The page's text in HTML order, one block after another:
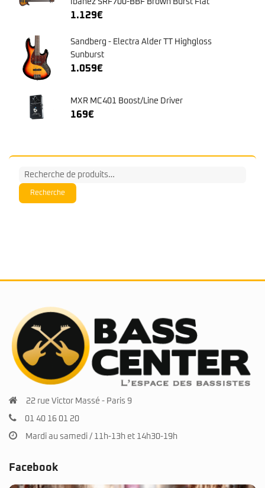
Ibanez SRF700-BBF Brown Burst Flat
1.129€
Sandberg - Electra Alder TT Highgloss
Sunburst
1.059€
MXR MC401 Boost/Line Driver
169€
Recherche
pour :
Recherche
22 rue Victor Massé - Paris 9
01 40 16 01 20
Mardi au samedi / 11h-13h et 14h30-19h
Facebook